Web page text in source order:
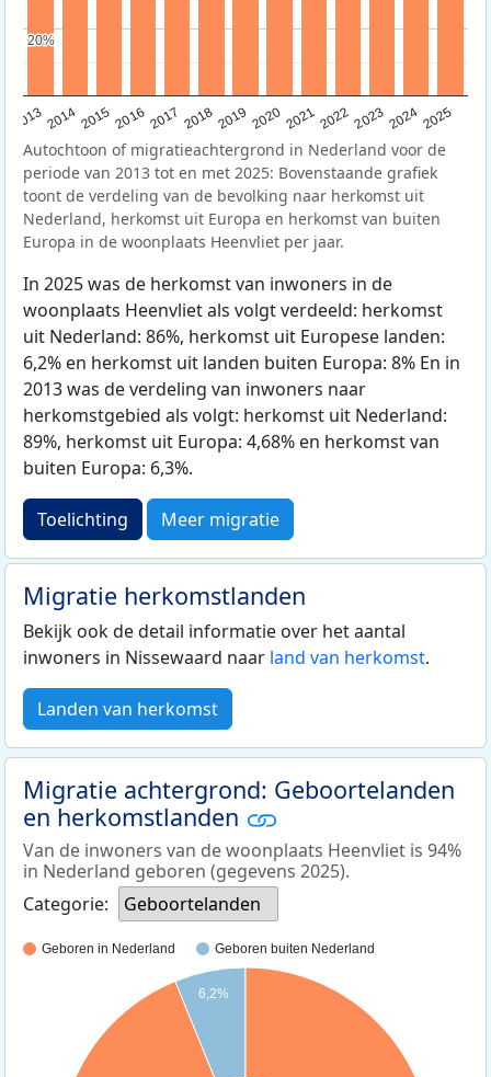
20132014201520162017 20182019 202020212022202320242025
20%
20%
Autochtoon of migratieachtergrond in Nederland voor de
periode van 2013 tot en met 2025: Bovenstaande grafiek
toont de verdeling van de bevolking naar herkomst uit
Nederland, herkomst uit Europa en herkomst van buiten
Europa in de woonplaats Heenvliet per jaar.
In 2025 was de herkomst van inwoners in de
woonplaats Heenvliet als volgt verdeeld: herkomst
uit Nederland: 86%, herkomst uit Europese landen:
6,2% en herkomst uit landen buiten Europa: 8% En in
2013 was de verdeling van inwoners naar
herkomstgebied als volgt: herkomst uit Nederland:
89%, herkomst uit Europa: 4,68% en herkomst van
buiten Europa: 6,3%.
Toelichting Meer migratie
Migratie herkomstlanden
Bekijk ook de detail informatie over het aantal
inwoners in Nissewaard naar land van herkomst.
Landen van herkomst
Migratie achtergrond: Geboortelanden
en herkomstlanden
Van de inwoners van de woonplaats Heenvliet is 94%
in Nederland geboren (gegevens 2025).
Categorie:
Geboortelanden
Geboren in Nederland Geboren buiten Nederland
6,2%